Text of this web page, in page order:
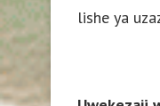
lishe ya